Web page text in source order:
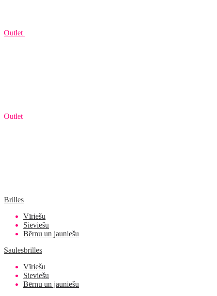
Outlet
Outlet
Brilles
Vīriešu
Sieviešu
Bērnu un jauniešu
Saulesbrilles
Vīriešu
Sieviešu
Bērnu un jauniešu